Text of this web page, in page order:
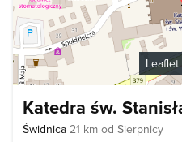
Leaflet
Katedra św.
Świdnica 21 km od Sierpnicy